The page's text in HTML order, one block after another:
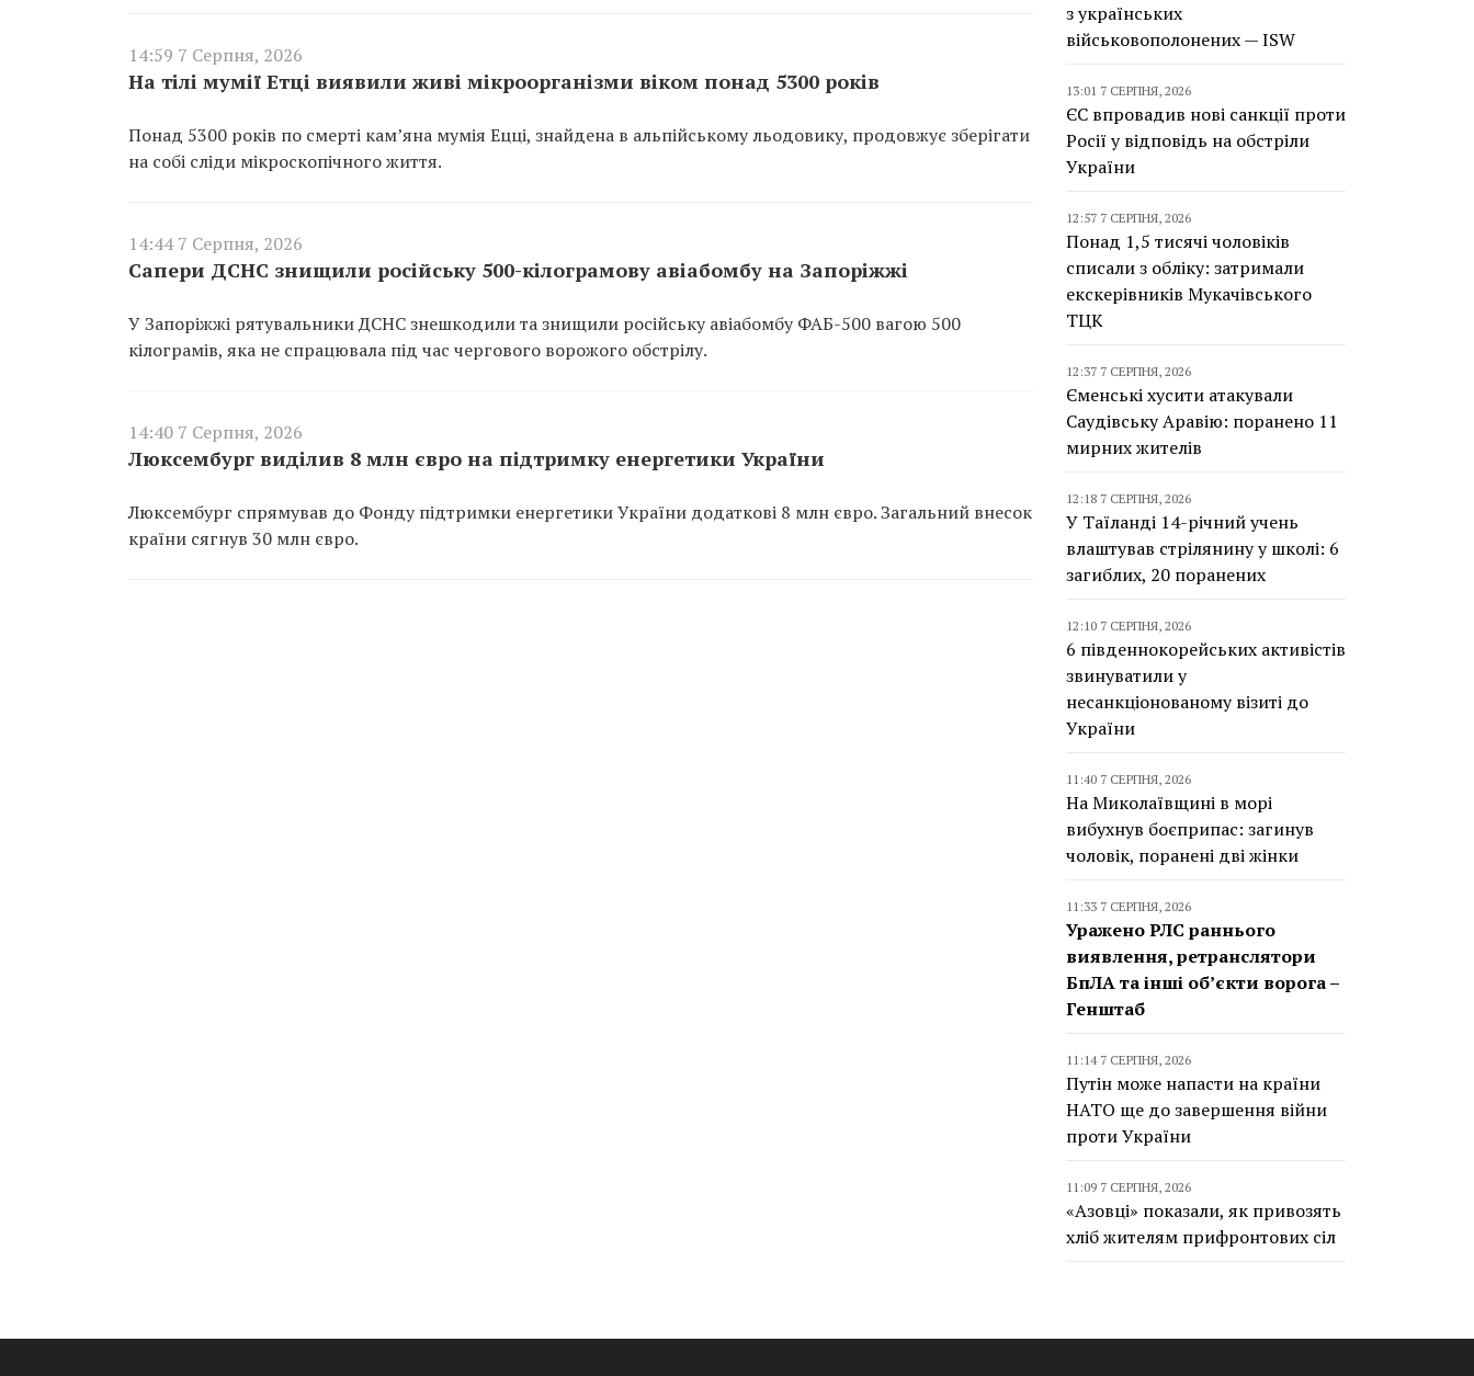
14:59 7 Серпня, 2026
На тілі мумії Етці виявили живі мікроорганізми віком понад 5300 років
Понад 5300 років по смерті кам’яна мумія Ецці, знайдена в альпійському льодовику, продовжує зберігати
на собі сліди мікроскопічного життя.
14:44 7 Серпня, 2026
Сапери ДСНС знищили російську 500-кілограмову авіабомбу на Запоріжжі
У Запоріжжі рятувальники ДСНС знешкодили та знищили російську авіабомбу ФАБ-500 вагою 500
кілограмів, яка не спрацювала під час чергового ворожого обстрілу.
14:40 7 Серпня, 2026
Люксембург виділив 8 млн євро на підтримку енергетики України
Люксембург спрямував до Фонду підтримки енергетики України додаткові 8 млн євро. Загальний внесок
країни сягнув 30 млн євро.
з українських
військовополонених — ISW
13:01 7 СЕРПНЯ, 2026
ЄС впровадив нові санкції проти
Росії у відповідь на обстріли
України
12:57 7 СЕРПНЯ, 2026
Понад 1,5 тисячі чоловіків
списали з обліку: затримали
екскерівників Мукачівського
ТЦК
12:37 7 СЕРПНЯ, 2026
Єменські хусити атакували
Саудівську Аравію: поранено 11
мирних жителів
12:18 7 СЕРПНЯ, 2026
У Таїланді 14-річний учень
влаштував стрілянину у школі: 6
загиблих, 20 поранених
12:10 7 СЕРПНЯ, 2026
6 південнокорейських активістів
звинуватили у
несанкціонованому візиті до
України
11:40 7 СЕРПНЯ, 2026
На Миколаївщині в морі
вибухнув боєприпас: загинув
чоловік, поранені дві жінки
11:33 7 СЕРПНЯ, 2026
Уражено РЛС раннього
виявлення, ретранслятори
БпЛА та інші об’єкти ворога –
Генштаб
11:14 7 СЕРПНЯ, 2026
Путін може напасти на країни
НАТО ще до завершення війни
проти України
11:09 7 СЕРПНЯ, 2026
«Азовці» показали, як привозять
хліб жителям прифронтових сіл